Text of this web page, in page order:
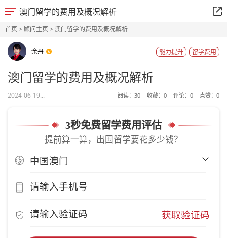
澳门留学的费用及概况解析
首页> 顾问主页> 澳门留学的费用及概况解析
余丹 留学费用
能力提升
澳门留学的费用及概况解析
2024-06-19... 阅读： 30 收藏： 0 评论： 0 点赞： 0
3秒免费留学费用评估
提前算一算，出国留学要花多少钱？
获取验证码